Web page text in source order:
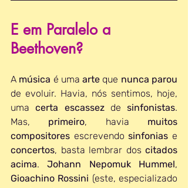
E em Paralelo a
Beethoven?
A música é uma arte que
de evoluir. Havia, nós sentimos, hoje,
uma certa escassez de sinfonistas.
Mas, primeiro, havia muitos
compositores escrevendo sinfonias
concertos, basta lembrar dos citados
acima. Johann Nepomuk Hummel
Gioachino Rossini (este, especializado